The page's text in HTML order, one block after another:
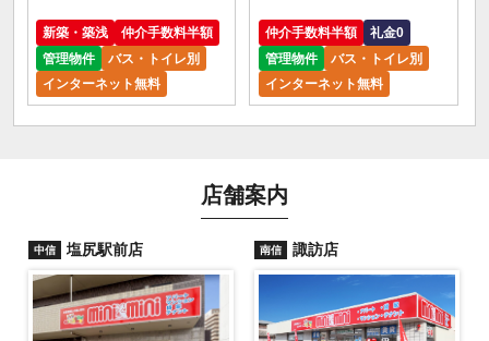
新築・築浅
仲介手数料半額
管理物件
バス・トイレ別
インターネット無料
仲介手数料半額
礼金0
管理物件
バス・トイレ別
インターネット無料
店舗案内
中信 塩尻駅前店 南信 諏訪店